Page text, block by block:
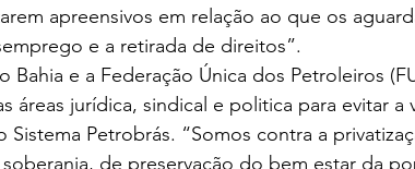
apreensivos em relação ao que os
e a retirada de direitos”.
Bahia e a Federação Única dos Petroleiros
áreas jurídica, sindical e politica para evitar a
Sistema Petrobrás. “Somos contra a
de preservação do bem estar da